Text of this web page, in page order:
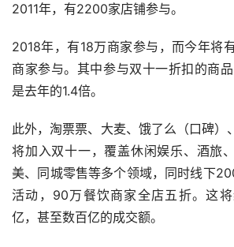
2011年，有2200家店铺参与。
2018年，有18万商家参与，而今年将
商家参与。其中参与双十一折扣的商品
是去年的1.4倍。
此外，淘票票、大麦、饿了么（口碑）
将加入双十一，覆盖休闲娱乐、酒旅
美、同城零售等多个领域，同时线下
活动，90万餐饮商家全店五折。这
亿，甚至数百亿的成交额。